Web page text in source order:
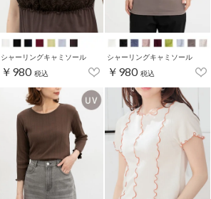
シャーリングキャミソール
￥980 税込
シャーリングキャミソール
￥980 税込